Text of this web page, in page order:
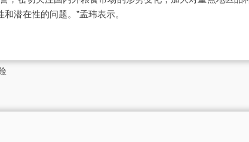
潜在性的问题。”孟玮表示。